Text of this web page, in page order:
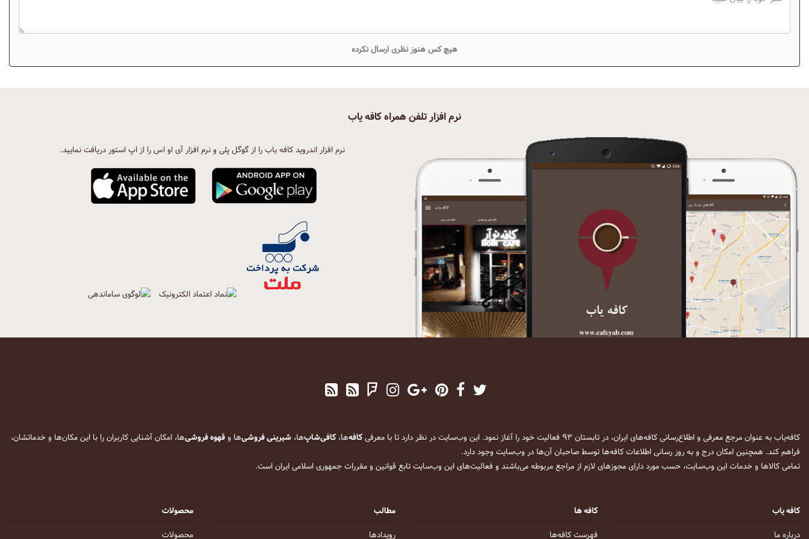
هیچ کس هنوز نظری ارسال نکرده
نرم افزار تلفن همراه کافه یاب
نرم افزار اندروید کافه یاب را از گوگل پلی و نرم افزار آی او اس را از اپ استور دریافت نمایید.
کافه‌یاب به عنوان مرجع معرفی و اطلاع‌رسانی کافه‌های ایران، در تابستان ۹۳ فعالیت خود را آغاز نمود. این وب‌سایت در نظر دارد تا با معرفی کافه‌ها، کافی‌شاپ‌ها، شیرینی فروشی‌ها وقهوه فروشی‌ها، امکان آشنایی کاربران را با این مکان‌ها و خدماتشان،
فراهم کند. همچنین امکان درج و به روز رسانی اطلاعات کافه‌ها توسط صاحبان آن‌ها در وب‌سایت وجود دارد.
تمامی کالاها و خدمات این وب‌سایت، حسب مورد دارای مجوزهای لازم از مراجع مربوطه می‌باشند و فعالیت‌های این وب‌سایت تابع قوانین و مقررات جمهوری اسلامی ایران است.
کافه یاب
درباره ما
کافه ها
فهرست کافه‌ها
مطالب
رویداد‌ها
محصولات
محصولات